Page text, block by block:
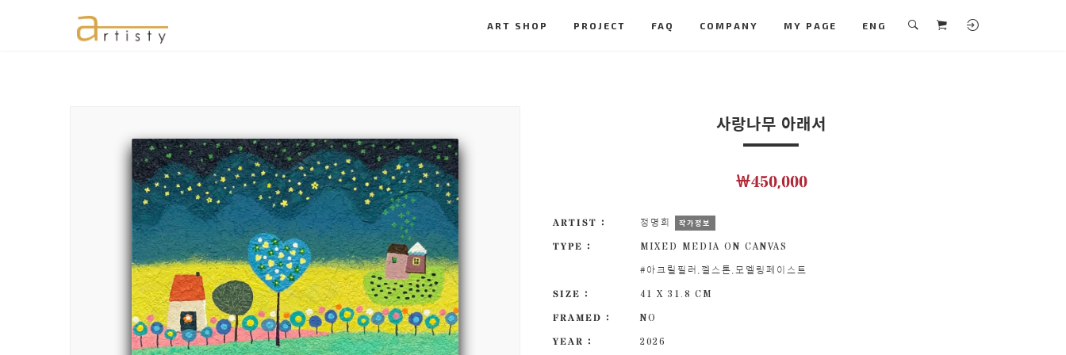
ART SHOP PROJECT FAQ COMPANY MY PAGE ENG
사랑나무 아래서
￦450,000
ARTIST : 정명희 작가정보
TYPE :
MIXED MEDIA ON CANVAS
#아크릴필러,젤스톤,모델링페이스트
SIZE :
41 X 31.8 CM
FRAMED :
NO
YEAR :
2026